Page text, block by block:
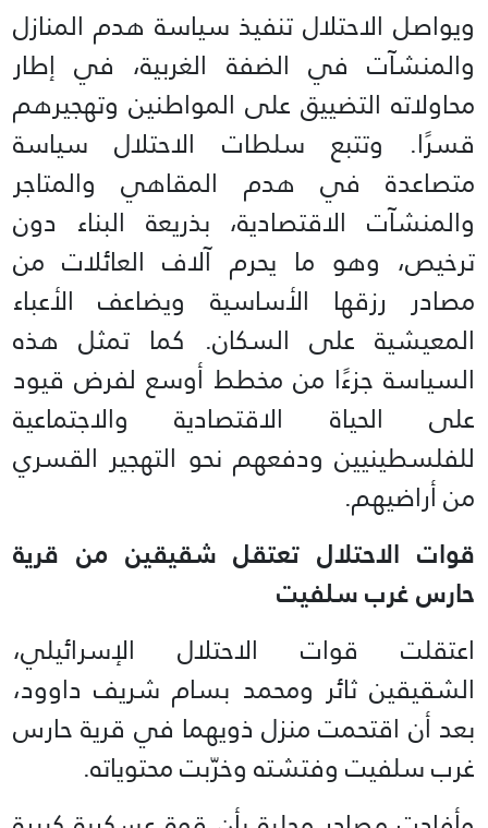
ويواصل الاحتلال تنفيذ سياسة هدم المنازل
والمنشآت في الضفة الغربية، في إطار
محاولاته التضييق على المواطنين وتهجيرهم
قسرًا. وتتبع سلطات الاحتلال سياسة
متصاعدة في هدم المقاهي والمتاجر
والمنشآت الاقتصادية، بذريعة البناء دون
ترخيص، وهو ما يحرم آلاف العائلات من
مصادر رزقها الأساسية ويضاعف الأعباء
المعيشية على السكان. كما تمثل هذه
السياسة جزءًا من مخطط أوسع لفرض قيود
على الحياة الاقتصادية والاجتماعية
للفلسطينيين ودفعهم نحو التهجير القسري
من أراضيهم.
قوات الاحتلال تعتقل شقيقين من قرية
حارس غرب سلفيت
اعتقلت قوات الاحتلال الإسرائيلي،
الشقيقين ثائر ومحمد بسام شريف داوود،
بعد أن اقتحمت منزل ذويهما في قرية حارس
غرب سلفيت وفتشته وخرّبت محتوياته.